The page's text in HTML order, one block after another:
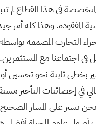
في هذا القطاع لم
المفقودة. وهذا كله
التجارب المصممة بواسطة
في اجتماعنا مع
بخطى ثابتة نحو تحسين
في إحصائيات التأجير
على المسار الصحيح